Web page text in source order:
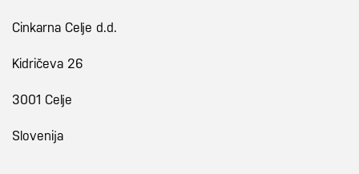
Cinkarna Celje d.d.
Kidričeva 26
3001 Celje
Slovenija